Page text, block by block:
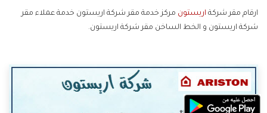
ارقام مقر شركة اريستون مركز خدمة مقر شركة اريستون خدمة عملاء مقر
شركة اريستون و الخط الساخن مقر شركة اريستون.